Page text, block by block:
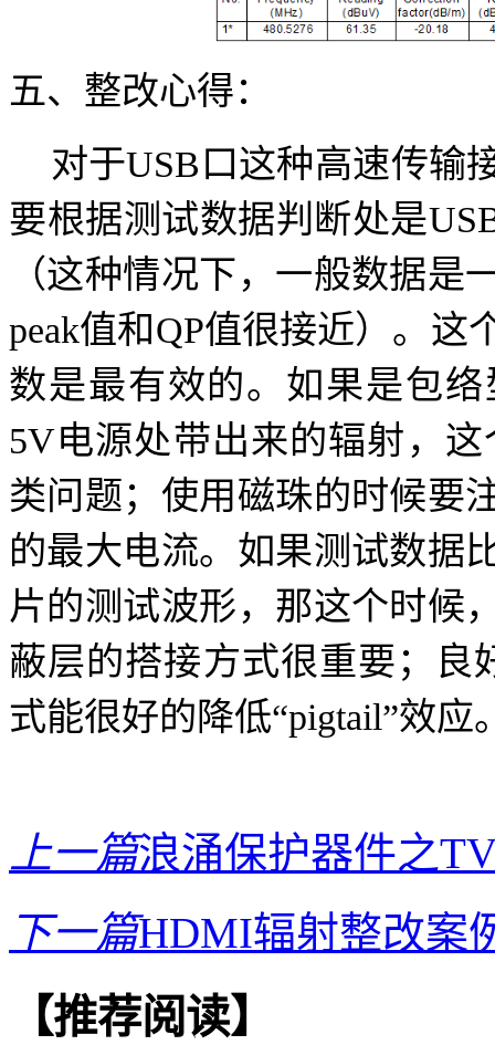
五、 整改心得：
对于USB口这种高速传输
要根据测试数据判断处是
（这种情况下，一般数据
peak值和QP值很接近）。这
数是最有效的。如果是包
5V电源处带出来的辐射，
类问题；使用磁珠的时候要
的最大电流。如果测试数据
片的测试波形，那这个时候
蔽层的搭接方式很重要；良
式能很好的降低“pigtail”效应
上一篇浪涌保护器件之
下一篇HDMI辐射整改案
【推荐阅读】